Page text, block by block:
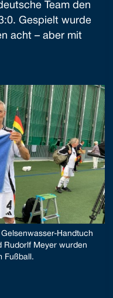
Team den
Gespielt wurde
acht – aber mit
Handtuch
Rudorlf Meyer wurden
Fußball.